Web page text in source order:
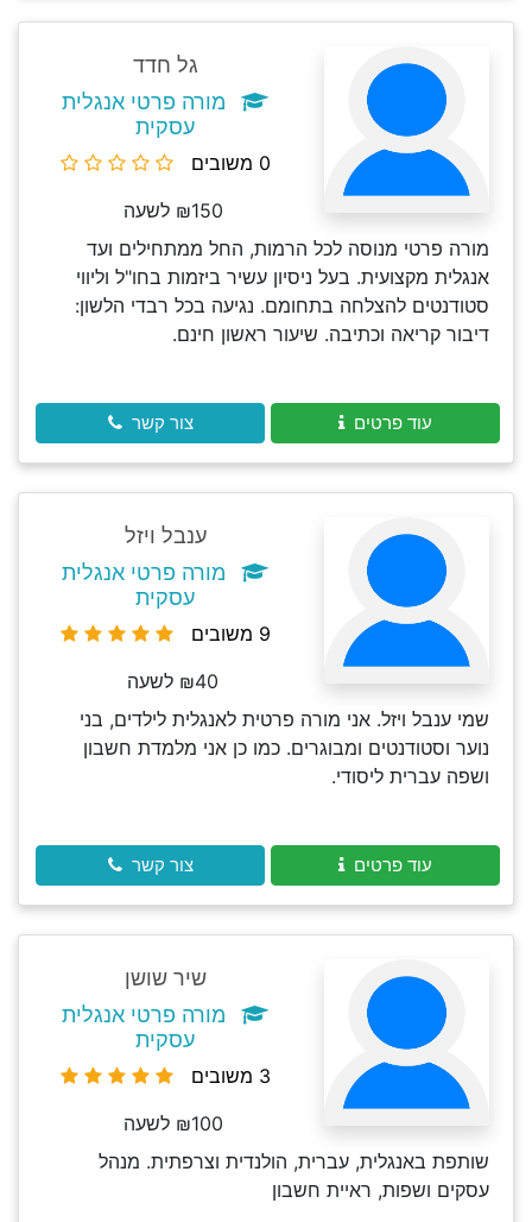
גל חדד
מורה פרטי אנגלית
עסקית
0 משובים
₪150 לשעה
מורה פרטי מנוסה לכל הרמות, החל ממתחילים ועד
אנגלית מקצועית. בעל ניסיון עשיר ביזמות בחו"ל וליווי
סטודנטים להצלחה בתחומם. נגיעה בכל רבדי הלשון:
דיבור קריאה וכתיבה. שיעור ראשון חינם.
עוד פרטים צור קשר
ענבל ויזל
מורה פרטי אנגלית
עסקית
9 משובים
₪40 לשעה
שמי ענבל ויזל. אני מורה פרטית לאנגלית לילדים, בני
נוער וסטודנטים ומבוגרים. כמו כן אני מלמדת חשבון
ושפה עברית ליסודי.
עוד פרטים צור קשר
שיר שושן
מורה פרטי אנגלית
עסקית
3 משובים
₪100 לשעה
שותפת באנגלית, עברית, הולנדית וצרפתית. מנהל
עסקים ושפות, ראיית חשבון